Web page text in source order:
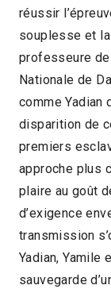
réussir
souplesse et
professeure de
Nationale de
comme Yadian
disparition de
premiers
approche plus
plaire au goût
d’exigence
transmission
Yadian, Yamile
sauvegarde